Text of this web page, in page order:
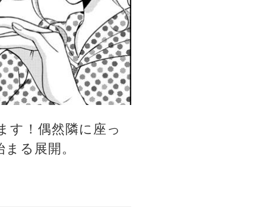
す！偶然隣に座っ
る展開。